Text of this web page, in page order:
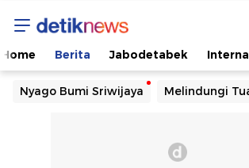
Home Berita Jabodetabek
Nyago Bumi Sriwijaya Melindungi